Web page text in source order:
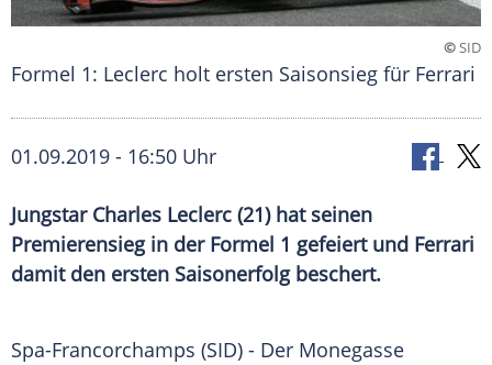
©SID
Formel 1: Leclerc holt ersten Saisonsieg für Ferrari
01.09.2019 - 16:50 Uhr
Jungstar Charles Leclerc (21) hat seinen
Premierensieg in der Formel 1 gefeiert und Ferrari
damit den ersten Saisonerfolg beschert.
Spa-Francorchamps (SID) - Der Monegasse